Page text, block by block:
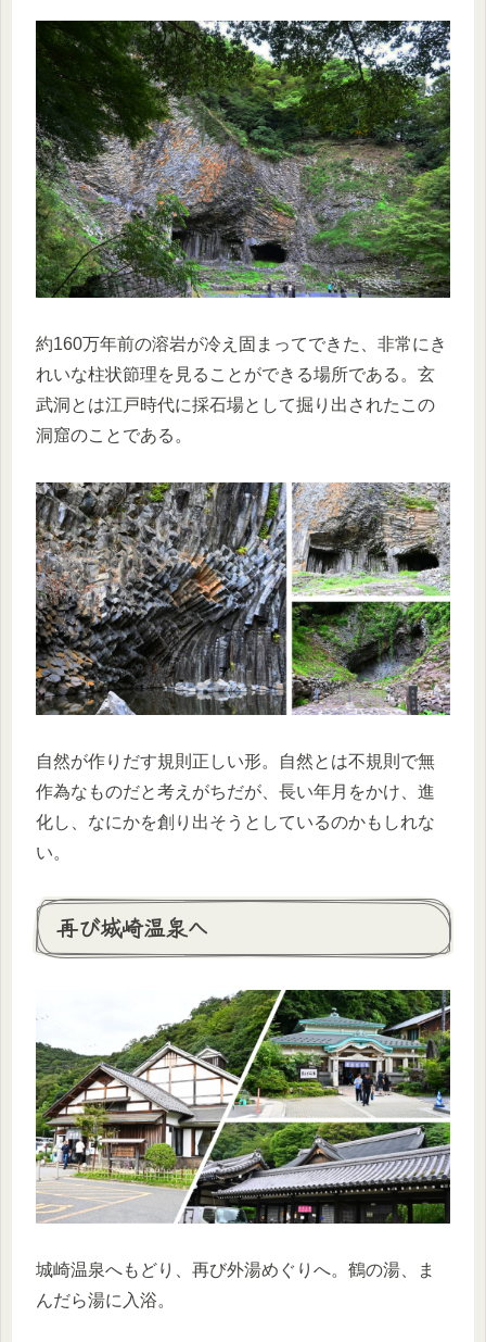
約160万年前の溶岩が冷え固まってできた、非常にき
れいな柱状節理を見ることができる場所である。玄
武洞とは江戸時代に採石場として掘り出されたこの
洞窟のことである。
自然が作りだす規則正しい形。自然とは不規則で無
作為なものだと考えがちだが、長い年月をかけ、進
化し、なにかを創り出そうとしているのかもしれな
い。
再び城崎温泉へ
城崎温泉へもどり、再び外湯めぐりへ。鶴の湯、ま
んだら湯に入浴。